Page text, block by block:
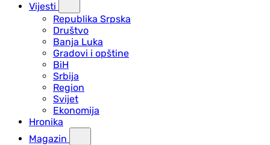
Vijesti
Republika Srpska
Društvo
Banja Luka
Gradovi i opštine
BiH
Srbija
Region
Svijet
Ekonomija
Hronika
Magazin